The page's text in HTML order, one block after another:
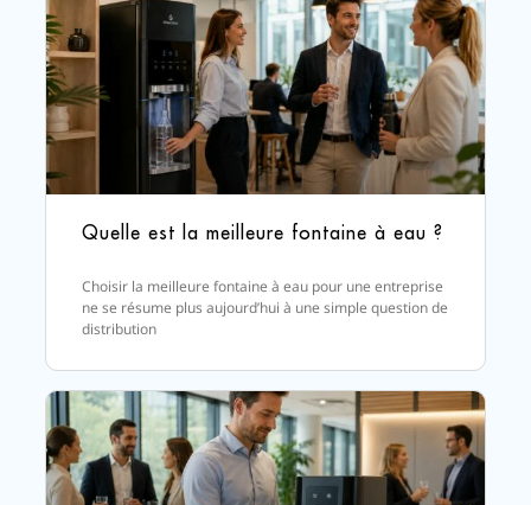
votre
usage.
modèles
d’occasion
dans
un
même
bâtiment,
afin
d’optimiser
à la
budget
globale
de
l’installation.
Quelle est la meilleure fontaine à eau ?
Choisir la meilleure fontaine à eau pour une entreprise
ne se résume plus aujourd’hui à une simple question de
distribution